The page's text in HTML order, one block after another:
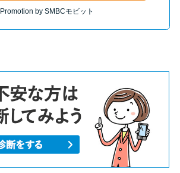
Promotion by SMBCモビット